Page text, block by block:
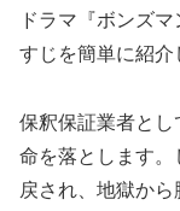
ドラマ『ボンズ
すじを簡単に紹介
保釈保証業者とし
命を落とします。
戻され、地獄か